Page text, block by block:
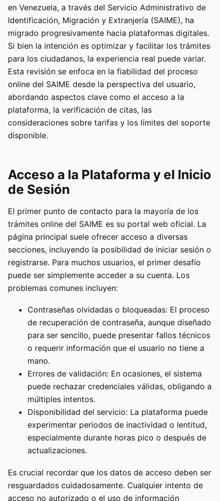
en Venezuela, a través del Servicio Administrativo de
Identificación, Migración y Extranjería (SAIME), ha
migrado progresivamente hacia plataformas digitales.
Si bien la intención es optimizar y facilitar los trámites
para los ciudadanos, la experiencia real puede variar.
Esta revisión se enfoca en la fiabilidad del proceso
online del SAIME desde la perspectiva del usuario,
abordando aspectos clave como el acceso a la
plataforma, la verificación de citas, las
consideraciones sobre tarifas y los límites del soporte
disponible.
Acceso a la Plataforma y el Inicio
de Sesión
El primer punto de contacto para la mayoría de los
trámites online del SAIME es su portal web oficial. La
página principal suele ofrecer acceso a diversas
secciones, incluyendo la posibilidad de iniciar sesión o
registrarse. Para muchos usuarios, el primer desafío
puede ser simplemente acceder a su cuenta. Los
problemas comunes incluyen:
Contraseñas olvidadas o bloqueadas: El proceso
de recuperación de contraseña, aunque diseñado
para ser sencillo, puede presentar fallos técnicos
o requerir información que el usuario no tiene a
mano.
Errores de validación: En ocasiones, el sistema
puede rechazar credenciales válidas, obligando a
múltiples intentos.
Disponibilidad del servicio: La plataforma puede
experimentar periodos de inactividad o lentitud,
especialmente durante horas pico o después de
actualizaciones.
Es crucial recordar que los datos de acceso deben ser
resguardados cuidadosamente. Cualquier intento de
acceso no autorizado o el uso de información